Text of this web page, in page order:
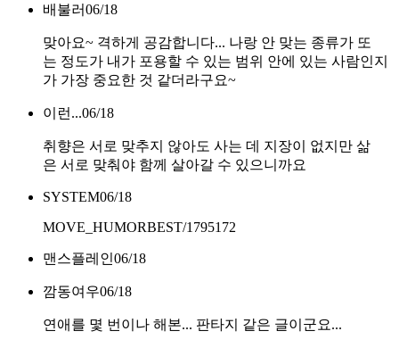
배불러06/18
맞아요~ 격하게 공감합니다... 나랑 안 맞는 종류가 또
는 정도가 내가 포용할 수 있는 범위 안에 있는 사람인지
가 가장 중요한 것 같더라구요~
이런...06/18
취향은 서로 맞추지 않아도 사는 데 지장이 없지만 삶
은 서로 맞춰야 함께 살아갈 수 있으니까요
SYSTEM06/18
MOVE_HUMORBEST/1795172
맨스플레인06/18
깜동여우06/18
연애를 몇 번이나 해본... 판타지 같은 글이군요...